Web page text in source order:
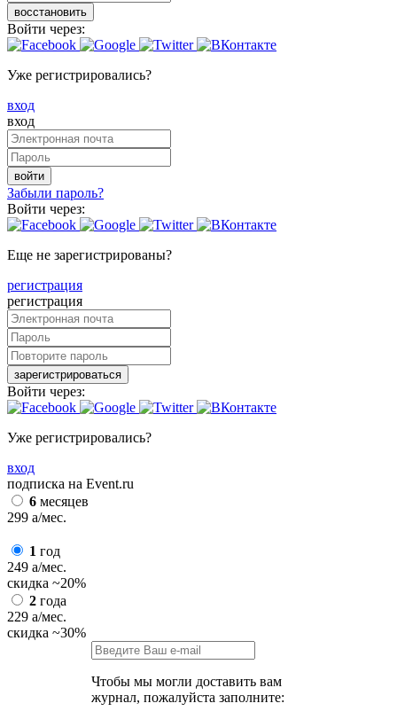
восстановить
Войти через:
Уже регистрировались?
вход
вход
войти
Забыли пароль?
Войти через:
Еще не зарегистрированы?
регистрация
регистрация
зарегистрироваться
Войти через:
Уже регистрировались?
вход
подписка на Event.ru
6 месяцев
299 a/мес.
1 год
249 a/мес.
скидка ~20%
2 года
229 a/мес.
скидка ~30%
Чтобы мы могли доставить вам
журнал, пожалуйста заполните: